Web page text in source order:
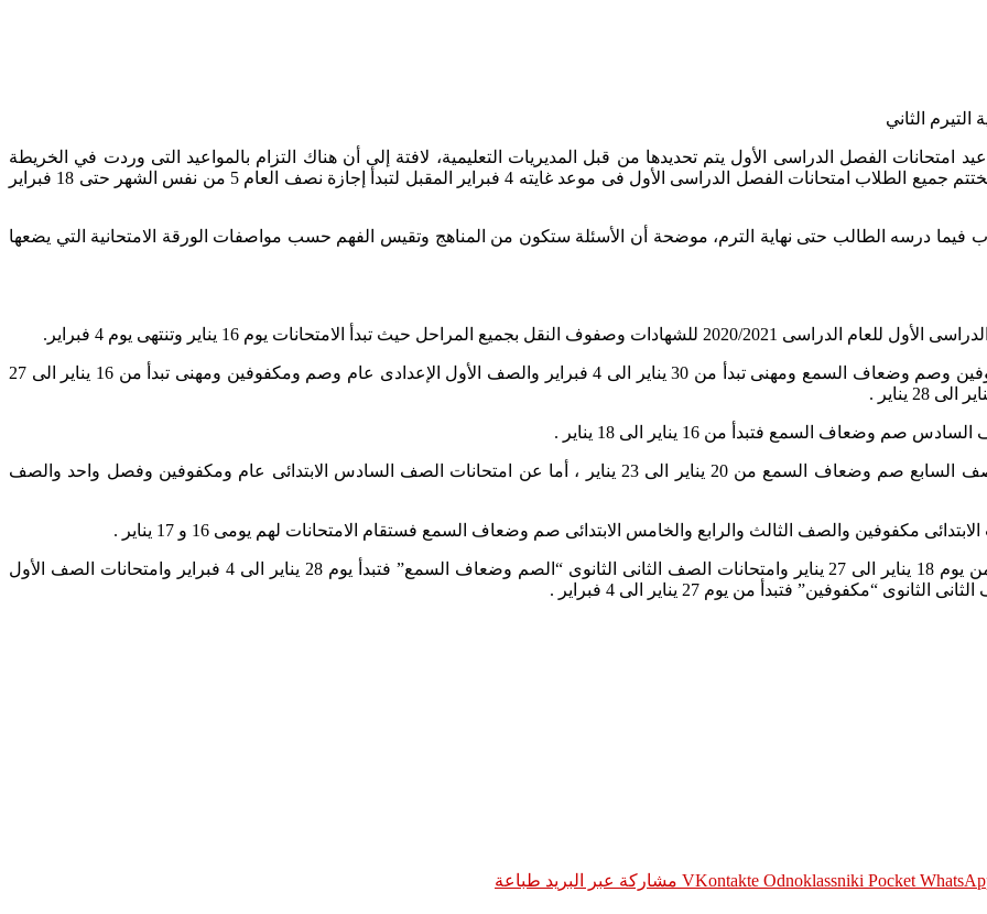
امتحانات الفصل الدراسى الأول يتم تحديدها من قبل المديريات التعليمية، لافتة إلى أن هناك التزام بالمواعيد التى وردت في الخريطة
الزمنية للعام الدراسى الجارى خاصة بداية الامتحانات ونهايتها، بحيث يختتم جميع الطلاب امتحانات الفصل الدراسى الأول فى موعد غايته 4 فبراير المقبل لتبدأ إجازة نصف العام 5 من نفس الشهر حتى 18 فبراير
فيما درسه الطالب حتى نهاية الترم، موضحة أن الأسئلة ستكون من المناهج وتقيس الفهم حسب مواصفات الورقة الامتحانية التي يضعها
حيث تبدأ الامتحانات يوم 16 يناير وتنتهى يوم 4 فبراير.
وقال المحافظ إن امتحانات شهادة إتمام التعليم الأساسى عام ومكفوفين وصم وضعاف السمع ومهنى تبدأ من 30 يناير الى 4 فبراير والصف الأول الإعدادى عام وصم ومكفوفين ومهنى تبدأ من 16 يناير الى 27
السمع فتبدأ من 16 يناير الى 18 يناير .
وامتحانات الصف الخامس الابتدائى عام وفصل واحد ومكفوفين والصف السابع صم وضعاف السمع من 20 يناير الى 23 يناير ، أما عن امتحانات الصف السادس الابتدائى عام ومكفوفين وفصل واحد والصف
مكفوفين والصف الثالث والرابع والخامس الابتدائى صم وضعاف السمع فستقام الامتحانات لهم يومى 16 و 17 يناير .
اما عن امتحانات الصف الاول الثانوى “الصم وضعاف السمع” فتبدأ من يوم 18 يناير الى 27 يناير وامتحانات الصف الثانى الثانوى “الصم وضعاف السمع” فتبدأ يوم 28 يناير الى 4 فبراير وامتحانات الصف الأول
Odnoklassniki Pocket مشاركة عبر البريد طباعة